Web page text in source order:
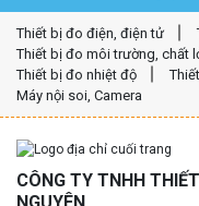
Thiết bị đo điện, điện tử
Thiết bị đo môi trường, chất
Thiết bị đo nhiệt độ
Máy nội soi, Camera
CÔNG TY TNHH